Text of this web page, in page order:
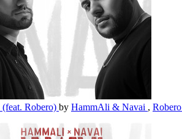
Robero) by HammAli & Navai , Robero